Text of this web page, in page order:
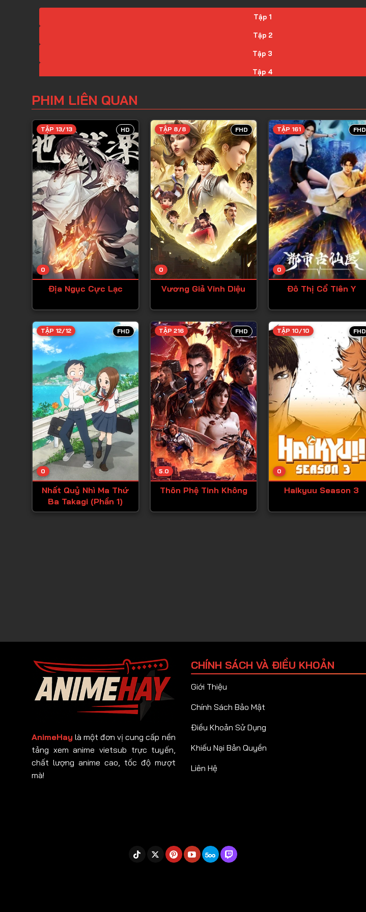
Tập 1
Tập 2
Tập 3
Tập 4
Tập 6
Tập 7
Tập 8
Tập 9
Tập 10
Tập 11
Tập 12
Tập 13
Tập 14
Tập 15
Tập 17
Tập 18
Tập 19
Tập 20
Tập 21
Tập 22
Tập 23
Tập 24
Tập 25
Tập 26
Tập 28
Tập 36
Tập 37
Tập 39
Tập 40
Tập 41
PHIM LIÊN QUAN
HD
0
TẬP 13/13
Địa Ngục Cực Lạc
FHD
0
TẬP 8/8
Vương Giả Vinh Diệu
FHD
0
TẬP 161
Đô Thị Cổ Tiên Y
FHD
0
TẬP 12/12
Nhất Quỷ Nhì Ma Thứ
Ba Takagi (Phần 1)
FHD
5.0
TẬP 216
Thôn Phệ Tinh Không
FHD
0
TẬP 10/10
Haikyuu Season 3
AnimeHay là một đơn vị cung cấp nền
tảng xem anime vietsub trực tuyến,
chất lượng anime cao, tốc độ mượt
mà!
CHÍNH SÁCH VÀ ĐIỀU KHOẢN
Giới Thiệu
Chính Sách Bảo Mật
Điều Khoản Sử Dụng
Khiếu Nại Bản Quyền
Liên Hệ